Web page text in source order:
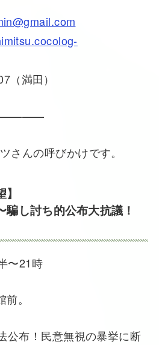
（満田）
んの呼びかけです。
騙し討ち的公布大抗議！
〜21時
。
公布！民意無視の暴挙に断